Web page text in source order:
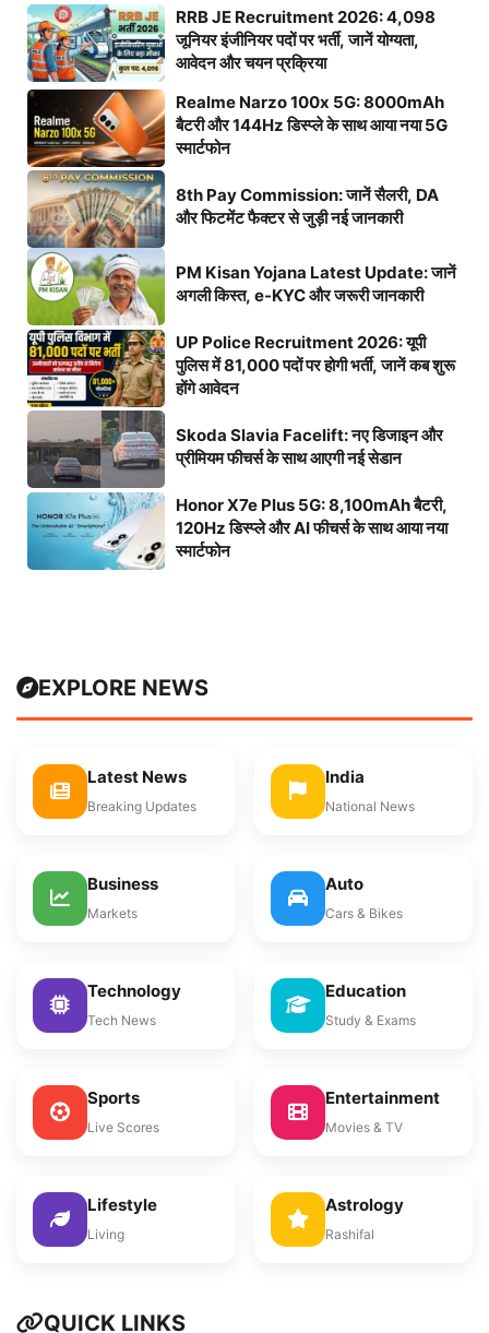
RRB JE Recruitment 2026: 4,098
जूनियर इंजीनियर पदों पर भर्ती, जानें योग्यता,
आवेदन और चयन प्रक्रिया
Realme Narzo 100x 5G: 8000mAh
बैटरी और 144Hz डिस्प्ले के साथ आया नया 5G
स्मार्टफोन
8th Pay Commission: जानें सैलरी, DA
और फिटमेंट फैक्टर से जुड़ी नई जानकारी
PM Kisan Yojana Latest Update: जानें
अगली किस्त, e-KYC और जरूरी जानकारी
UP Police Recruitment 2026: यूपी
पुलिस में 81,000 पदों पर होगी भर्ती, जानें कब शुरू
होंगे आवेदन
Skoda Slavia Facelift: नए डिजाइन और
प्रीमियम फीचर्स के साथ आएगी नई सेडान
Honor X7e Plus 5G: 8,100mAh बैटरी,
120Hz डिस्प्ले और AI फीचर्स के साथ आया नया
स्मार्टफोन
EXPLORE NEWS
Latest News
Breaking Updates
India
National News
Business
Markets
Auto
Cars & Bikes
Technology
Tech News
Education
Study & Exams
Sports
Live Scores
Entertainment
Movies & TV
Lifestyle
Living
Astrology
Rashifal
QUICK LINKS